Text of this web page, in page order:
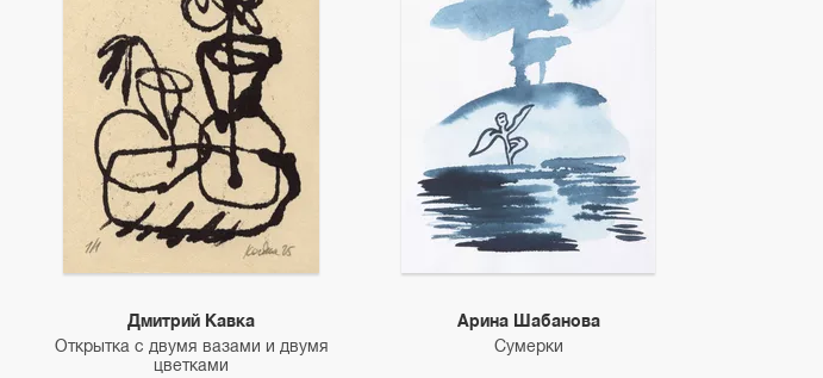
Дмитрий Кавка
Открытка с двумя вазами и двумя
цветками
Арина Шабанова
Сумерки